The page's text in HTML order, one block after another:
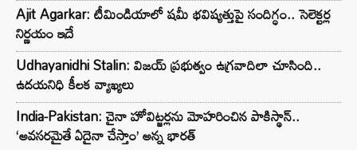
Ajit Agarkar: టీమిండియాలో షమీ భవిష్యత్తుపై సందిగ్ధం.. సెలెక్టర్ల
నిర్ణయం ఇదే
Udhayanidhi Stalin: విజయ్ ప్రభుత్వం ఉగ్రవాదిలా చూసింది..
ఉదయనిధి కీలక వ్యాఖ్యలు
India-Pakistan: చైనా హోవిట్జర్లను మోహరించిన పాకిస్థాన్..
‘అవసరమైతే ఏదైనా చేస్తాం’ అన్న భారత్